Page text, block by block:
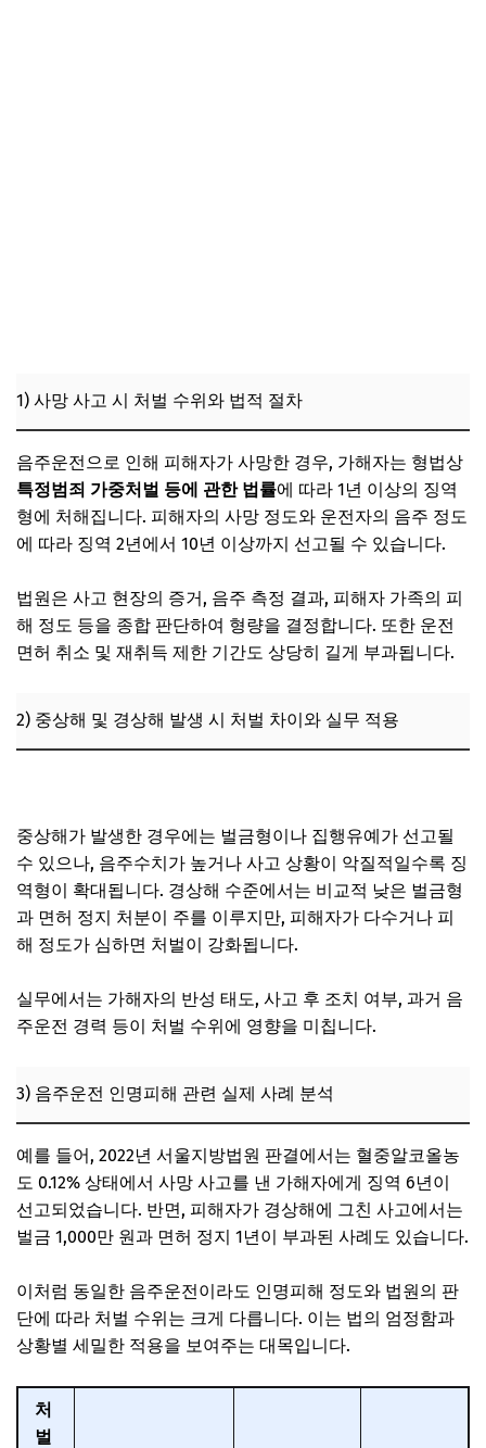
1) 사망 사고 시 처벌 수위와 법적 절차
음주운전으로 인해 피해자가 사망한 경우, 가해자는 형법상
특정범죄 가중처벌 등에 관한 법률에 따라 1년 이상의 징역
형에 처해집니다. 피해자의 사망 정도와 운전자의 음주 정도
에 따라 징역 2년에서 10년 이상까지 선고될 수 있습니다.
법원은 사고 현장의 증거, 음주 측정 결과, 피해자 가족의 피
해 정도 등을 종합 판단하여 형량을 결정합니다. 또한 운전
면허 취소 및 재취득 제한 기간도 상당히 길게 부과됩니다.
2) 중상해 및 경상해 발생 시 처벌 차이와 실무 적용
중상해가 발생한 경우에는 벌금형이나 집행유예가 선고될
수 있으나, 음주수치가 높거나 사고 상황이 악질적일수록 징
역형이 확대됩니다. 경상해 수준에서는 비교적 낮은 벌금형
과 면허 정지 처분이 주를 이루지만, 피해자가 다수거나 피
해 정도가 심하면 처벌이 강화됩니다.
실무에서는 가해자의 반성 태도, 사고 후 조치 여부, 과거 음
주운전 경력 등이 처벌 수위에 영향을 미칩니다.
3) 음주운전 인명피해 관련 실제 사례 분석
예를 들어, 2022년 서울지방법원 판결에서는 혈중알코올농
도 0.12% 상태에서 사망 사고를 낸 가해자에게 징역 6년이
선고되었습니다. 반면, 피해자가 경상해에 그친 사고에서는
벌금 1,000만 원과 면허 정지 1년이 부과된 사례도 있습니다.
이처럼 동일한 음주운전이라도 인명피해 정도와 법원의 판
단에 따라 처벌 수위는 크게 다릅니다. 이는 법의 엄정함과
상황별 세밀한 적용을 보여주는 대목입니다.
처
벌